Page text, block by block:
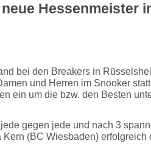
Hessenmeister
bei den Breakers in
und Herren im Snooker
ein um die bzw. den Besten
gegen jede und nach 3
Kern (BC Wiesbaden) erfolgreich